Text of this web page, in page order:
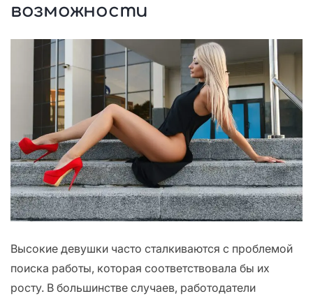
возможности
Высокие девушки часто сталкиваются с проблемой
поиска работы, которая соответствовала бы их
росту. В большинстве случаев, работодатели